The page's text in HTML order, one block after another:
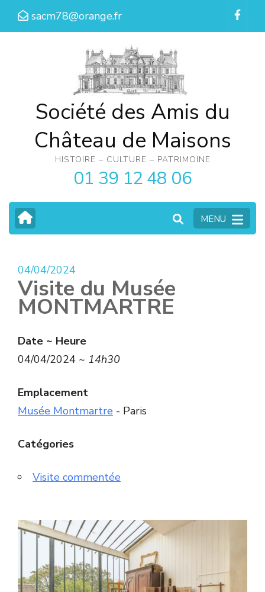
Aller
sacm78@orange.fr
Société des Amis du
Château de Maisons
HISTOIRE – CULTURE – PATRIMOINE
01 39 12 48 06
MENU
04/04/2024
Visite du Musée
MONTMARTRE
Date ~ Heure
04/04/2024 ~ 14h30
Emplacement
Musée Montmartre - Paris
Catégories
Visite commentée